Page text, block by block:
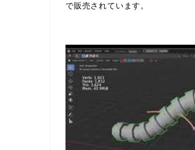
で販売されています。